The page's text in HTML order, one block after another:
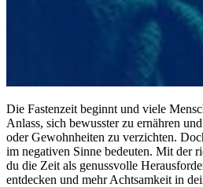
Die Fastenzeit beginnt und viele
Anlass, sich bewusster zu ernähren
oder Gewohnheiten zu verzichten.
im negativen Sinne bedeuten. Mit der
du die Zeit als genussvolle
entdecken und mehr Achtsamkeit in